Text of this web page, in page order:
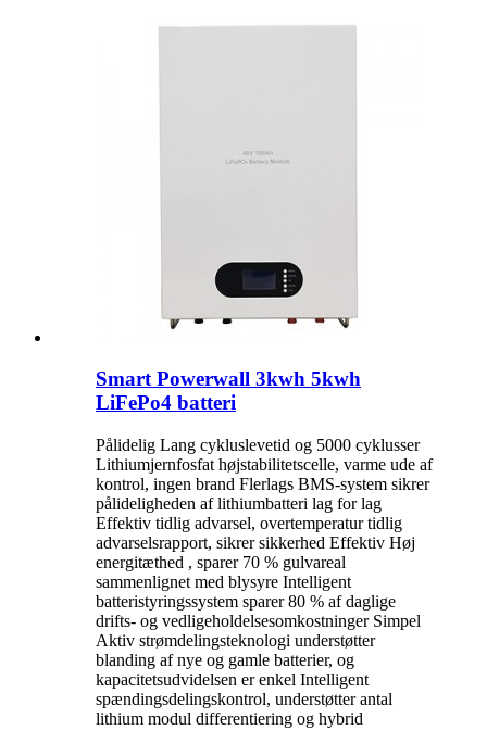
Smart Powerwall 3kwh 5kwh
LiFePo4 batteri
Pålidelig Lang cykluslevetid og 5000 cyklusser
Lithiumjernfosfat højstabilitetscelle, varme ude af
kontrol, ingen brand Flerlags BMS-system sikrer
pålideligheden af ​​lithiumbatteri lag for lag
Effektiv tidlig advarsel, overtemperatur tidlig
advarselsrapport, sikrer sikkerhed Effektiv Høj
energitæthed , sparer 70 % gulvareal
sammenlignet med blysyre Intelligent
batteristyringssystem sparer 80 % af daglige
drifts- og vedligeholdelsesomkostninger Simpel
Aktiv strømdelingsteknologi understøtter
blanding af nye og gamle batterier, og
kapacitetsudvidelsen er enkel Intelligent
spændingsdelingskontrol, understøtter antal
lithium modul differentiering og hybrid